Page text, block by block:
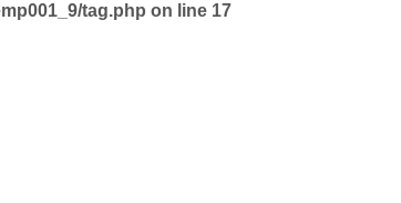
tag.php on line 17